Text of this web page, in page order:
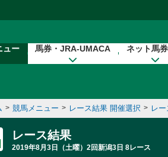
ュー 馬券・JRA-UMACA ネット馬
> 競馬メニュー > レース結果 開催選択 > レ
レース結果
2019年8月3日（土曜）2回新潟3日 8レース